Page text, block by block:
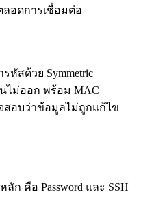
ลอดการเชื่อมต่อ
หัสด้วย Symmetric
นไม่ออก พร้อม MAC
วจสอบว่าข้อมูลไม่ถูกแก้ไข
ก คือ Password และ SSH